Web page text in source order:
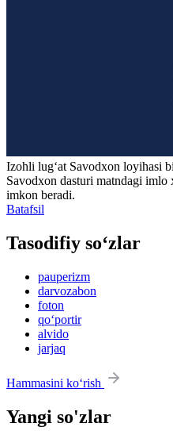
Izohli lugʻat Savodxon loyihasi
Savodxon dasturi matndagi imlo
imkon beradi.
Batafsil
Tasodifiy so‘zlar
pauperizm
darvozabon
foton
qo‘portir
alvido
jarjaq
Hammasini ko‘rish
Yangi so'zlar